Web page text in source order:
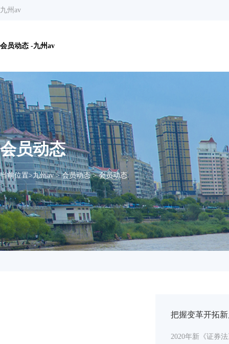
九州av
会员动态 -九州av
会员动态
当前位置>九州av>会员动态>会员动态
把握变革开拓
2020年新《证券